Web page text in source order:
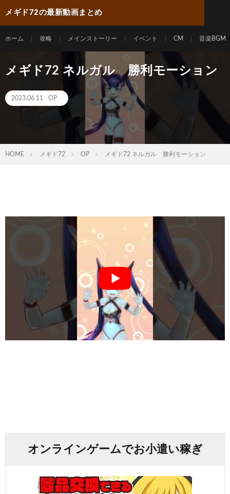
メギド72の最新動画まとめ
ホーム 攻略 メインストーリー イベント CM 音楽BGM
メギド72 ネルガル 勝利モーション
2023.06.11 OP
HOME メギド72 OP メギド72 ネルガル 勝利モーション
オンラインゲームでお小遣い稼ぎ